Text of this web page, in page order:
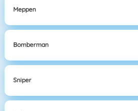
Meppen
Bomberman
Sniper